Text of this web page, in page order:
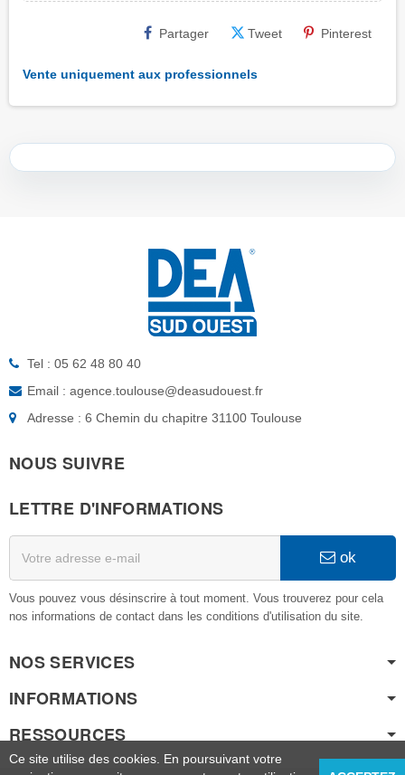
Partager Tweet Pinterest
Vente uniquement aux professionnels
Tel : 05 62 48 80 40
Email : agence.toulouse@deasudouest.fr
Adresse : 6 Chemin du chapitre 31100 Toulouse
NOUS SUIVRE
LETTRE D'INFORMATIONS
ok
Vous pouvez vous désinscrire à tout moment. Vous trouverez pour cela
nos informations de contact dans les conditions d'utilisation du site.
NOS SERVICES
INFORMATIONS
RESSOURCES
Ce site utilise des cookies. En poursuivant votre